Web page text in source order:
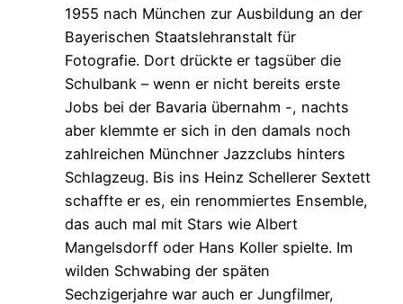
1955 nach München zur Ausbildung an der
Bayerischen Staatslehranstalt für
Fotografie. Dort drückte er tagsüber die
Schulbank – wenn er nicht bereits erste
Jobs bei der Bavaria übernahm -, nachts
aber klemmte er sich in den damals noch
zahlreichen Münchner Jazzclubs hinters
Schlagzeug. Bis ins Heinz Schellerer Sextett
schaffte er es, ein renommiertes Ensemble,
das auch mal mit Stars wie Albert
Mangelsdorff oder Hans Koller spielte. Im
wilden Schwabing der späten
Sechzigerjahre war auch er Jungfilmer,